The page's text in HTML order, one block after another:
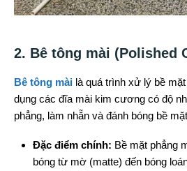
2. Bê tông mài (Polished
Bê tông mài là quá trình xử lý bề
dụng các đĩa mài kim cương có độ
phẳng, làm nhẵn và đánh bóng bề
Đặc điểm chính: Bề mặt phẳng
bóng từ mờ (matte) đến bóng